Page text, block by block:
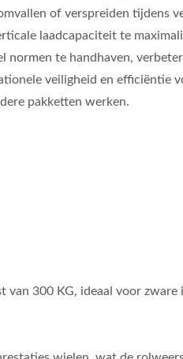
of verspreiden tijdens
laadcapaciteit te
normen te handhaven,
veiligheid en efficiëntie
pakketten werken.
300 KG, ideaal voor